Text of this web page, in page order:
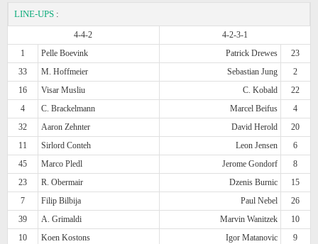
LINE-UPS :
4-4-2
4-2-3-1
1
Pelle Boevink Patrick Drewes
23
33
M. Hoffmeier Sebastian Jung
2
16
Visar Musliu C. Kobald
22
4
C. Brackelmann Marcel Beifus
4
32
Aaron Zehnter David Herold
20
11
Sirlord Conteh Leon Jensen
6
45
Marco Pledl Jerome Gondorf
8
23
R. Obermair Dzenis Burnic
15
7
Filip Bilbija Paul Nebel
26
39
A. Grimaldi Marvin Wanitzek
10
10
Koen Kostons Igor Matanovic 9